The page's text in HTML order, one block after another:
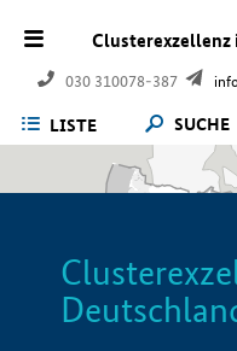
Clusterexzellenz
030 310078-387
LISTE SUCHE